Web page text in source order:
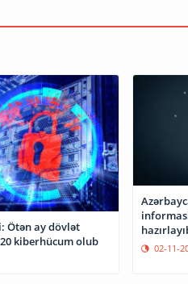
Ötən ay dövlət
kiberhücum olub
02-11-